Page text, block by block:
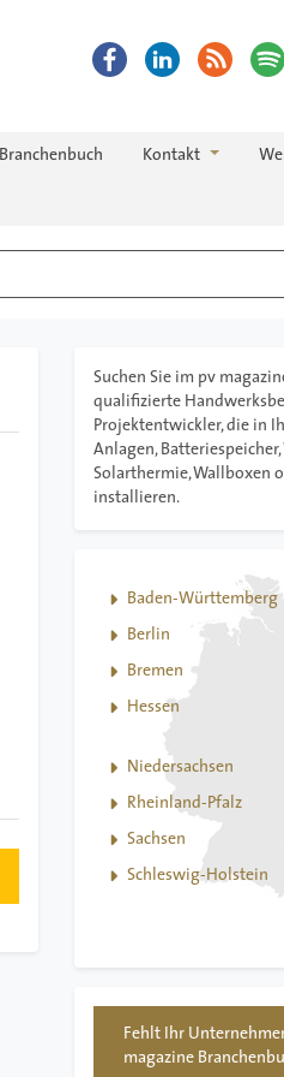
Branchenbuch Kontakt
Suchen Sie im pv
qualifizierte
Projektentwickler, die in
Anlagen,
Solarthermie, Wallboxen
installieren.
Baden-Württemberg
Berlin
Bremen
Hessen
Niedersachsen
Rheinland-Pfalz
Sachsen
Schleswig-Holstein
Fehlt Ihr
magazine